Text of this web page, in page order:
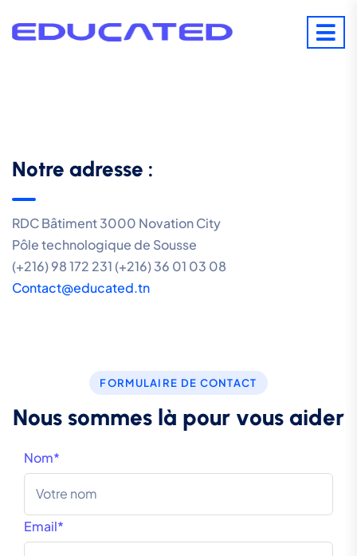
Notre adresse :
RDC Bâtiment 3000 Novation City
Pôle technologique de Sousse
(+216) 98 172 231 (+216) 36 01 03 08
Contact@educated.tn
FORMULAIRE DE CONTACT
Nous sommes là pour vous aider
Nom*
Email*